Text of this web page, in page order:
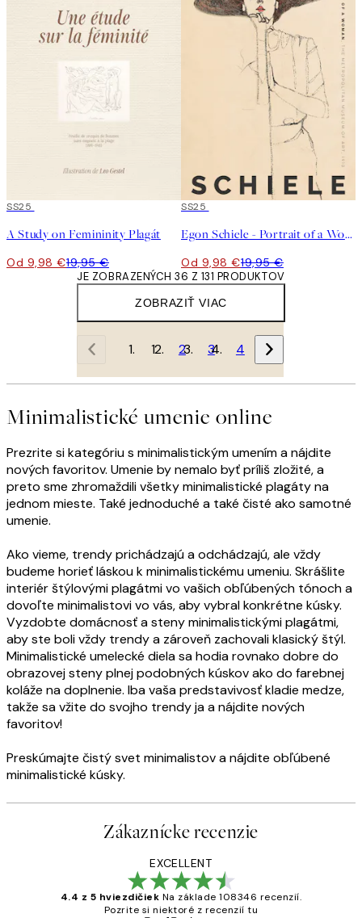
50%*
SS25
A Study on Femininity Plagát
Od 9,98 €19,95 €
50%*
SS25
Egon Schiele - Portrait of a Woman Plagát
Od 9,98 €19,95 €
ZOBRAZIŤ VIAC
JE ZOBRAZENÝCH 36 Z 131 PRODUKTOV
1 2 3 4
Minimalistické umenie online
Prezrite si kategóriu s minimalistickým umením a nájdite
nových favoritov. Umenie by nemalo byť príliš zložité, a
preto sme zhromaždili všetky minimalistické plagáty na
jednom mieste. Také jednoduché a také čisté ako samotné
umenie.
Ako vieme, trendy prichádzajú a odchádzajú, ale vždy
budeme horieť láskou k minimalistickému umeniu. Skrášlite
interiér štýlovými plagátmi vo vašich obľúbených tónoch a
dovoľte minimalistovi vo vás, aby vybral konkrétne kúsky.
Vyzdobte domácnosť a steny minimalistickými plagátmi,
aby ste boli vždy trendy a zároveň zachovali klasický štýl.
Minimalistické umelecké diela sa hodia rovnako dobre do
obrazovej steny plnej podobných kúskov ako do farebnej
koláže na doplnenie. Iba vaša predstavivosť kladie medze,
takže sa vžite do svojho trendy ja a nájdite nových
favoritov!
Preskúmajte čistý svet minimalistov a nájdite obľúbené
minimalistické kúsky.
Zákaznícke recenzie
EXCELLENT
4.4 z 5 hviezdičiek Na základe 108346 recenzií.
Pozrite si niektoré z recenzií tu